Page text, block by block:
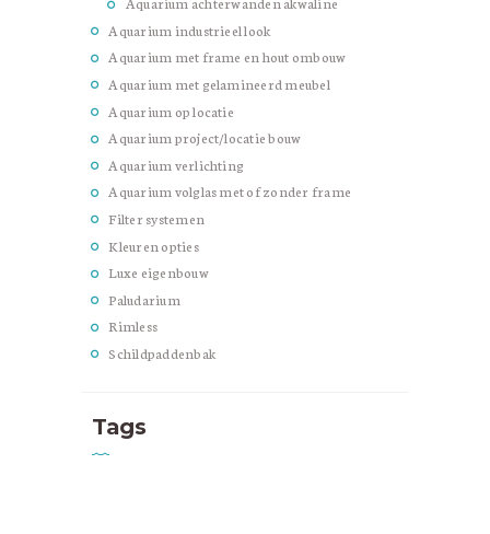
Aquarium industrieel look
Aquarium met frame en hout ombouw
Aquarium met gelamineerd meubel
Aquarium op locatie
Aquarium project/locatie bouw
Aquarium verlichting
Aquarium volglas met of zonder frame
Filter systemen
Kleuren opties
Luxe eigenbouw
Paludarium
Rimless
Schildpaddenbak
Tags